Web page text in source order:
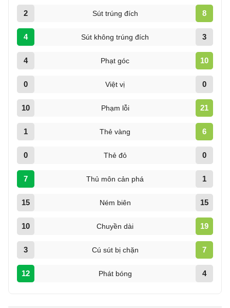
2 Sút trúng đích 8
4 Sút không trúng đích 3
4 Phạt góc 10
0 Việt vị 0
10 Phạm lỗi 21
1 Thẻ vàng 6
0 Thẻ đỏ 0
7 Thủ môn cản phá 1
15 Ném biên 15
10 Chuyền dài 19
3 Cú sút bị chặn 7
12 Phát bóng 4